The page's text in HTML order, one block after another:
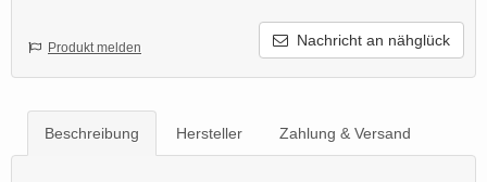
Nachricht an nähglück
Produkt melden
Beschreibung Hersteller Zahlung & Versand